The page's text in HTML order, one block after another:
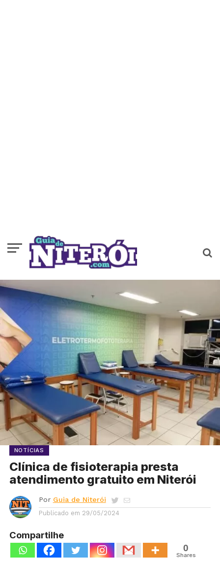
NOTÍCIAS
Clínica de fisioterapia presta
atendimento gratuito em Niterói
Por Guia de Niterói
Publicado em 29/05/2024
Compartilhe
0
Shares